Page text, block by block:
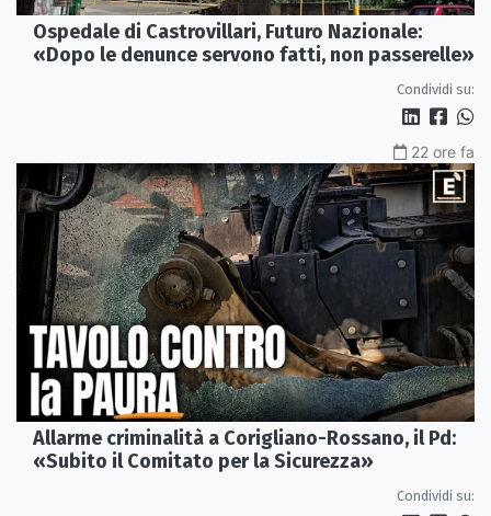
Ospedale di Castrovillari, Futuro Nazionale:
«Dopo le denunce servono fatti, non passerelle»
Condividi su:
22 ore fa
Allarme criminalità a Corigliano-Rossano, il Pd:
«Subito il Comitato per la Sicurezza»
Condividi su: